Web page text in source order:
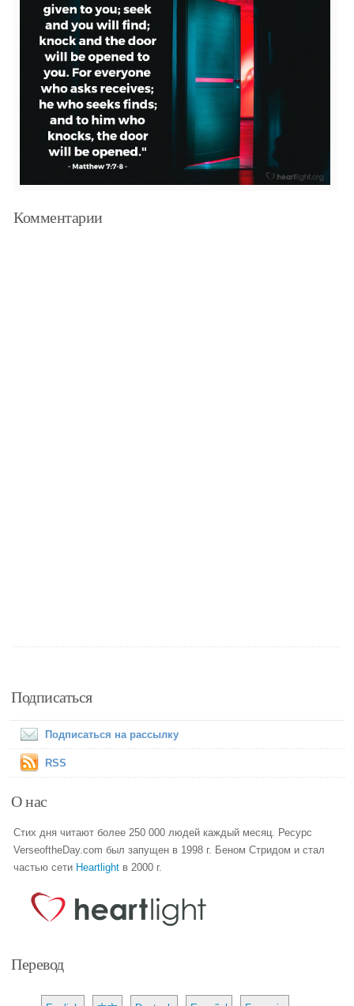
Комментарии
Подписаться
Подписаться на рассылку
RSS
О нас
Стих дня читают более 250 000 людей каждый месяц. Ресурс
VerseoftheDay.com был запущен в 1998 г. Беном Стридом и стал
частью сети Heartlight в 2000 г.
Перевод